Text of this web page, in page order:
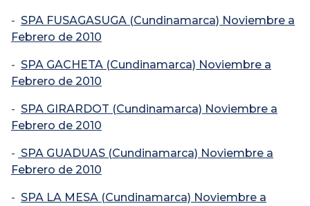
- SPA FUSAGASUGA (Cundinamarca) Noviembre a
Febrero de 2010
- SPA GACHETA (Cundinamarca) Noviembre a
Febrero de 2010
- SPA GIRARDOT (Cundinamarca) Noviembre a
Febrero de 2010
- SPA GUADUAS (Cundinamarca) Noviembre a
Febrero de 2010
- SPA LA MESA (Cundinamarca) Noviembre a